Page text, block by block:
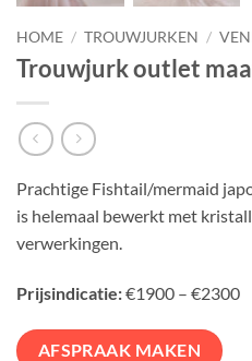
HOME / TROUWJURKEN /
Trouwjurk outlet
Prachtige Fishtail/mermaid
is helemaal bewerkt met
verwerkingen.
Prijsindicatie:€1900 – €2300
AFSPRAAK MAKEN